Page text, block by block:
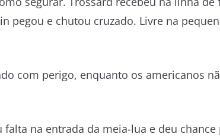
pegou e chutou cruzado. Livre na
com perigo, enquanto os americanos
na entrada da meia-lua e deu chance